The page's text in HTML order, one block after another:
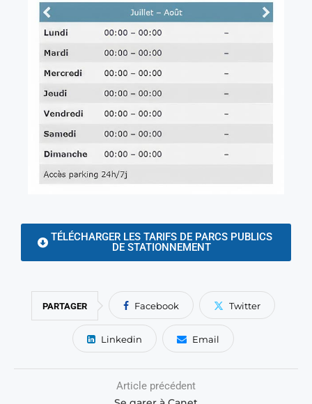
TÉLÉCHARGER LES TARIFS DE PARCS PUBLICS
DE STATIONNEMENT
PARTAGER Facebook Twitter
Linkedin Email
Article précédent